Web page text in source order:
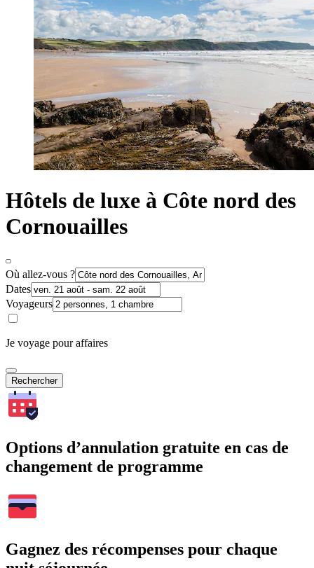
Hôtels de luxe à Côte nord des
Cornouailles
Où allez-vous ?
Dates
Voyageurs
Je voyage pour affaires
Rechercher
Options d’annulation gratuite en cas de
changement de programme
Gagnez des récompenses pour chaque